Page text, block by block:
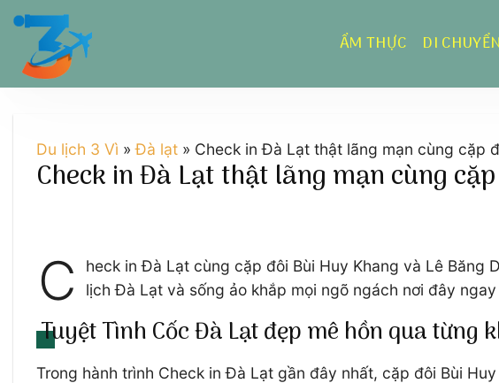
Chuyển
dung
ẨM THỰC DI CHUYỂN
Du lịch 3 Vì »Đà lạt » Check in Đà Lạt thật lãng mạn cùng cặp
Check in Đà Lạt thật lãng mạn cùng
C
heck in Đà Lạt cùng cặp đôi Bùi Huy Khang và Lê Băng
lịch Đà Lạt và sống ảo khắp mọi ngõ ngách nơi đây
Tuyệt Tình Cốc Đà Lạt đẹp mê hồn qua từng
Trong hành trình Check in Đà Lạt gần đây nhất, cặp đôi Bùi